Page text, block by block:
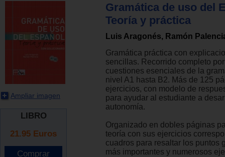
Ampliar imagen
LIBRO
21.95 Euros
Gramática de uso del
Teoría y práctica
Luis Aragonés, Ramón
Gramática práctica con
sencillas. Recorrido completo
cuestiones esenciales de la
nivel A1 hasta B2. Más de 125
ejercicios, con modelo de
para ayudar al estudiante a
autonomía.
Organizado en dobles páginas
teoría con sus ejercicios
cuadros para resaltar los puntos
más importantes y numerosos